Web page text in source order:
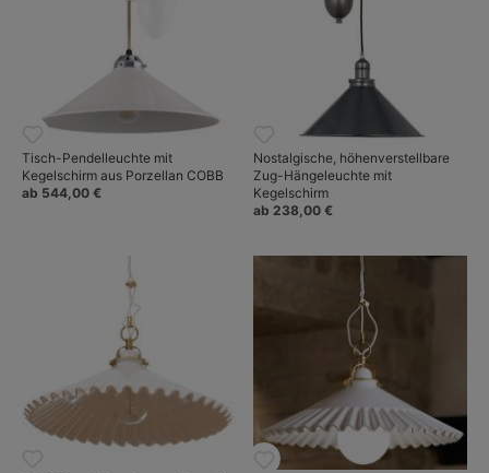
Tisch-Pendelleuchte mit
Kegelschirm aus Porzellan COBB
ab 544,00 €
Nostalgische, höhenverstellbare
Zug-Hängeleuchte mit
Kegelschirm
ab 238,00 €